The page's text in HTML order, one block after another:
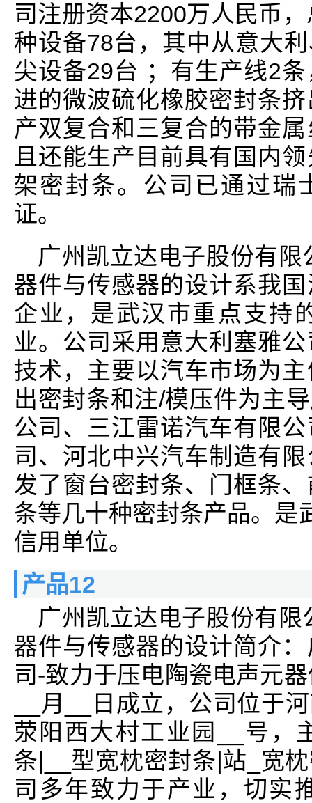
司注册资本2200万人民币
种设备78台，其中从意大
尖设备29台 ；有生产线2
进的微波硫化橡胶密封条
产双复合和三复合的带金
且还能生产目前具有国内
架密封条。公司已通过瑞
证。
广州凯立达电子股份有
器件与传感器的设计系我
企业，是武汉市重点支持
业。公司采用意大利塞雅
技术，主要以汽车市场为
出密封条和注/模压件为主
公司、三江雷诺汽车有限
司、河北中兴汽车制造有
发了窗台密封条、门框条
条等几十种密封条产品。是
信用单位。
产品12
广州凯立达电子股份有
器件与传感器的设计简介
司-致力于压电陶瓷电声元
__月__日成立，公司位于
荥阳西大村工业园__号，
条|__型宽枕密封条|站_宽
司多年致力于产业，切实